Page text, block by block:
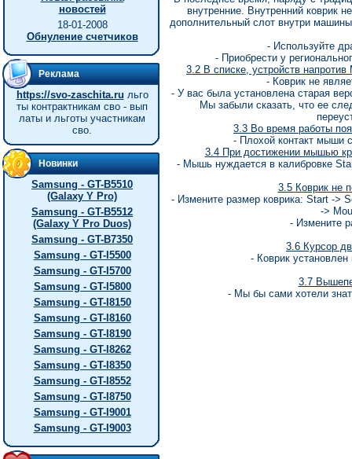
новостей
18-01-2008
Обнуление счетчиков
Реклама
https://svo-zaschita.ru льго
ты контрактникам сво - вып
латы и льготы участникам
сво.
Новинки
Samsung - GT-B5510
(Galaxy Y Pro)
Samsung - GT-B5512
(Galaxy Y Pro Duos)
Samsung - GT-B7350
Samsung - GT-I5500
Samsung - GT-I5700
Samsung - GT-I5800
Samsung - GT-I8150
Samsung - GT-I8160
Samsung - GT-I8190
Samsung - GT-I8262
Samsung - GT-I8350
Samsung - GT-I8552
Samsung - GT-I8750
Samsung - GT-I9001
Samsung - GT-I9003
внутренние. Внутренний коврик
дополнительный слот внутри
- Используйте
- Приобрести у
3.2 В списке, устройств
- Коврик не
- У вас была установлена старая
Мы забыли сказать, что ее
3.3 Во время работы
- Плохой контакт мыши
3.4 При достижении мышью
- Мышь нуждается в калибровке
3.5 Коврик не
- Измените размер коврика: Start ->
->
- Измените
3.6 Курсор
- Коврик
3.7
- Мы бы сами хотели